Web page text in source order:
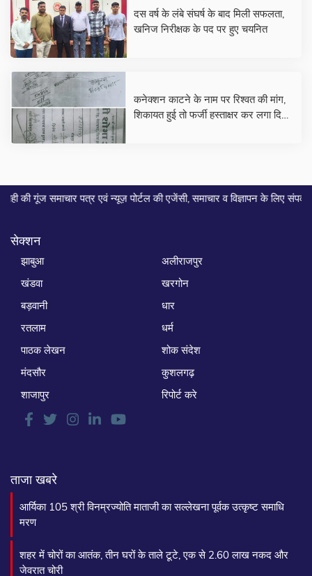
दस वर्ष के लंबे संघर्ष के बाद मिली सफलता,
खनिज निरीक्षक के पद पर हुए चयनित
कनेक्शन काटने के नाम पर रिश्वत की मांग,
शिकायत हुई तो फर्जी हस्ताक्षर कर लगा दिया
पत्र एवं न्यूज़ पोर्टल की एजेंसी, समाचार व विज्ञापन के लिए संपर्क करे... मो.
सेक्शन
झाबुआ
अलीराजपुर
खंडवा
खरगोन
बड़वानी
धार
रतलाम
धर्म
पाठक लेखन
शोक संदेश
मंदसौर
कुशलगढ़
शाजापुर
रिपोर्ट करे
ताजा खबरे
आर्यिका 105 श्री विनम्रज्योति माताजी का सल्लेखना पूर्वक उत्कृष्ट समाधि
मरण
शहर में चोरों का आतंक, तीन घरों के ताले टूटे, एक से 2.60 लाख नकद और
जेवरात चोरी